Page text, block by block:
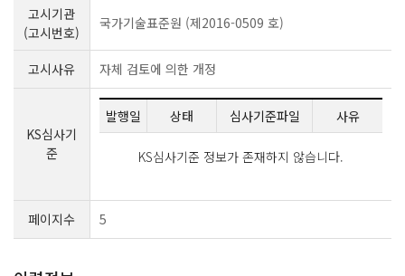
고시기관
(고시번호)
국가기술표준원 (제2016-0509 호)
고시사유 자체 검토에 의한 개정
KS심사기
준
발행일 상태 심사기준파일 사유
KS심사기준 정보가 존재하지 않습니다.
페이지수 5